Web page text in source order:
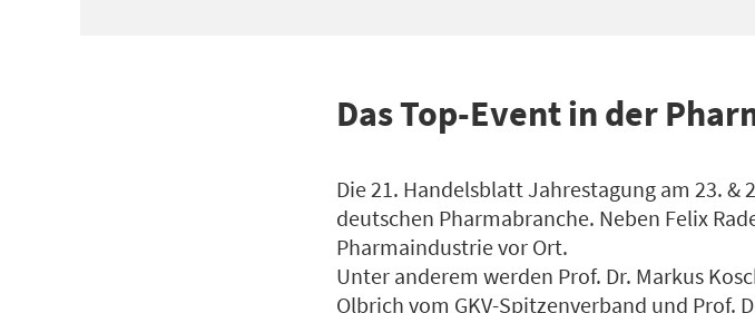
Das Top-Event in der
Die 21. Handelsblatt Jahrestagung am 23.
deutschen Pharmabranche. Neben Felix
Pharmaindustrie vor Ort.
Unter anderem werden Prof. Dr. Markus
Olbrich vom GKV-Spitzenverband und Prof.